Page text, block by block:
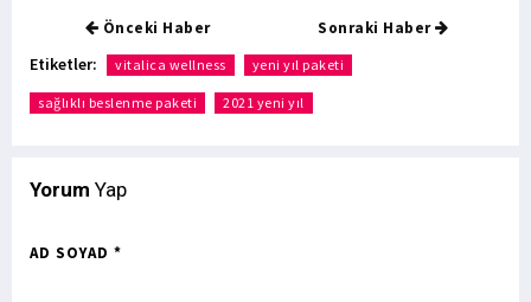
Önceki Haber Sonraki Haber
Etiketler: vitalica wellness yeni yıl paketi
sağlıklı beslenme paketi 2021 yeni yıl
Yorum Yap
AD SOYAD *